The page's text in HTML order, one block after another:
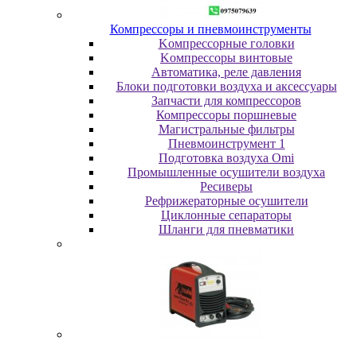
Компрессоры и пневмоинструменты
Koмпpeccopныe гoлoвки
Koмпpeccopы винтoвыe
Автоматика, реле давления
Блоки подготовки воздуха и аксессуары
Запчасти для компрессоров
Компрессоры поршневые
Магистральные фильтры
Пневмоинструмент 1
Подготовка воздуха Omi
Промышленные осушители воздуха
Ресиверы
Рефрижераторные осушители
Циклонные сепараторы
Шланги для пневматики